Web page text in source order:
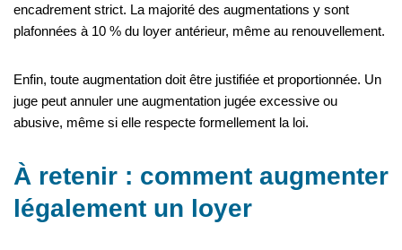
encadrement strict. La majorité des augmentations y sont
plafonnées à 10 % du loyer antérieur, même au renouvellement.
Enfin, toute augmentation doit être justifiée et proportionnée. Un
juge peut annuler une augmentation jugée excessive ou
abusive, même si elle respecte formellement la loi.
À retenir : comment augmenter
légalement un loyer